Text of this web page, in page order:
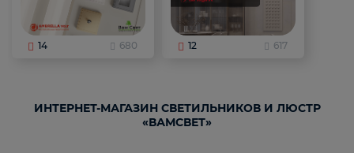
14 680 12 617
ИНТЕРНЕТ-МАГАЗИН СВЕТИЛЬНИКОВ И ЛЮСТР
«ВАМСВЕТ»